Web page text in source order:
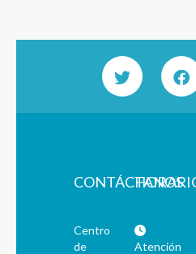
CONTÁCTANOS
Centro
de
Atención